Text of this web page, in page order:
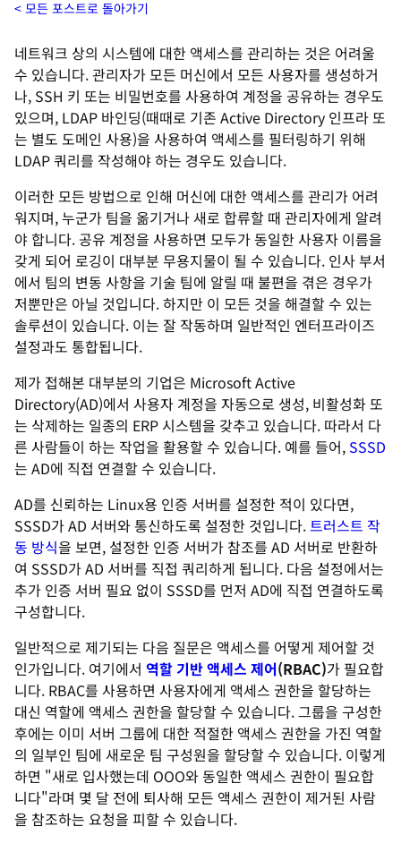
모든 포스트로 돌아가기
네트워크 상의 시스템에 대한 액세스를 관리하는 것은 어려울
수 있습니다. 관리자가 모든 머신에서 모든 사용자를 생성하거
나, SSH 키 또는 비밀번호를 사용하여 계정을 공유하는 경우도
있으며, LDAP 바인딩(때때로 기존 Active Directory 인프라 또
는 별도 도메인 사용)을 사용하여 액세스를 필터링하기 위해
LDAP 쿼리를 작성해야 하는 경우도 있습니다.
이러한 모든 방법으로 인해 머신에 대한 액세스를 관리가 어려
워지며, 누군가 팀을 옮기거나 새로 합류할 때 관리자에게 알려
야 합니다. 공유 계정을 사용하면 모두가 동일한 사용자 이름을
갖게 되어 로깅이 대부분 무용지물이 될 수 있습니다. 인사 부서
에서 팀의 변동 사항을 기술 팀에 알릴 때 불편을 겪은 경우가
저뿐만은 아닐 것입니다. 하지만 이 모든 것을 해결할 수 있는
솔루션이 있습니다. 이는 잘 작동하며 일반적인 엔터프라이즈
설정과도 통합됩니다.
제가 접해본 대부분의 기업은 Microsoft Active
Directory(AD)에서 사용자 계정을 자동으로 생성, 비활성화 또
는 삭제하는 일종의 ERP 시스템을 갖추고 있습니다. 따라서 다
른 사람들이 하는 작업을 활용할 수 있습니다. 예를 들어, SSSD
는 AD에 직접 연결할 수 있습니다.
AD를 신뢰하는 Linux용 인증 서버를 설정한 적이 있다면,
SSSD가 AD 서버와 통신하도록 설정한 것입니다.트러스트 작
동 방식을 보면, 설정한 인증 서버가 참조를 AD 서버로 반환하
여 SSSD가 AD 서버를 직접 쿼리하게 됩니다. 다음 설정에서는
추가 인증 서버 필요 없이 SSSD를 먼저 AD에 직접 연결하도록
구성합니다.
일반적으로 제기되는 다음 질문은 액세스를 어떻게 제어할 것
인가입니다. 여기에서 역할 기반 액세스 제어(RBAC)가 필요합
니다. RBAC를 사용하면 사용자에게 액세스 권한을 할당하는
대신 역할에 액세스 권한을 할당할 수 있습니다. 그룹을 구성한
후에는 이미 서버 그룹에 대한 적절한 액세스 권한을 가진 역할
의 일부인 팀에 새로운 팀 구성원을 할당할 수 있습니다. 이렇게
하면 "새로 입사했는데 OOO와 동일한 액세스 권한이 필요합
니다"라며 몇 달 전에 퇴사해 모든 액세스 권한이 제거된 사람
을 참조하는 요청을 피할 수 있습니다.